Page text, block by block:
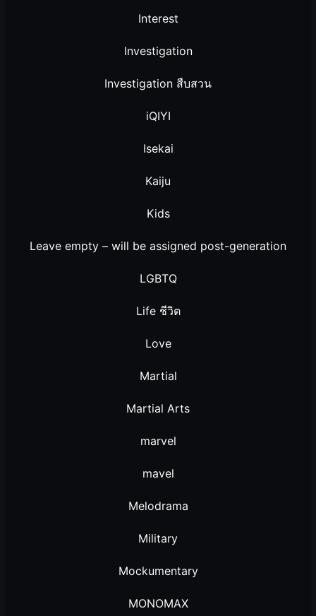
Interest
Investigation
Investigation สืบสวน
iQIYI
Isekai
Kaiju
Kids
Leave empty – will be assigned post-generation
LGBTQ
Life ชีวิต
Love
Martial
Martial Arts
marvel
mavel
Melodrama
Military
Mockumentary
MONOMAX